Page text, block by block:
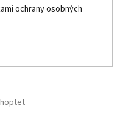
ochrany osobných